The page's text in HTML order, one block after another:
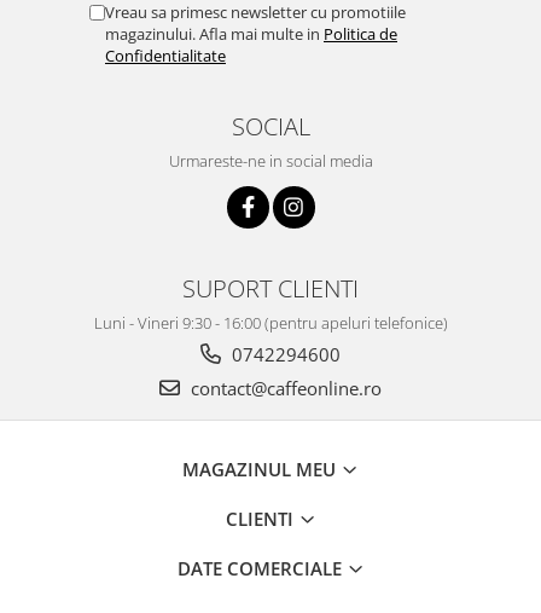
Vreau sa primesc newsletter cu promotiile
magazinului. Afla mai multe in Politica de
Confidentialitate
SOCIAL
Urmareste-ne in social media
SUPORT CLIENTI
Luni - Vineri 9:30 - 16:00 (pentru apeluri telefonice)
0742294600
contact@caffeonline.ro
MAGAZINUL MEU
CLIENTI
DATE COMERCIALE